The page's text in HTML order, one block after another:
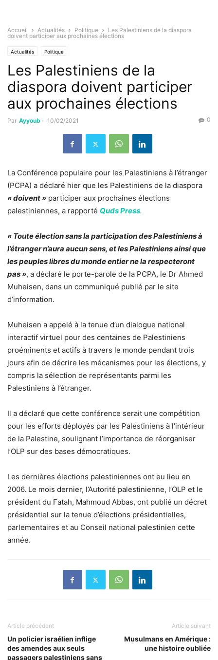
Accueil Actualités Politique
Les Palestiniens de la diaspora
doivent participer aux prochaines élections
Actualités Politique
Les Palestiniens de la
diaspora doivent participer
aux prochaines élections
Par Ayyoub - 10/02/2021 0
La Conférence populaire pour les Palestiniens à l’étranger
(PCPA) a déclaré hier que les Palestiniens de la diaspora
« doivent » participer aux prochaines élections
palestiniennes, a rapporté Quds Press.
« Toute élection sans la participation des Palestiniens à
l’étranger n’aura aucun sens, et les Palestiniens ainsi que
les peuples libres du monde entier ne la respecteront
pas », a déclaré le porte-parole de la PCPA, le Dr Ahmed
Muheisen, dans un communiqué publié par le site
d’information.
Muheisen a appelé à la tenue d’un dialogue national
interactif virtuel pour des centaines de Palestiniens
proéminents et actifs à travers le monde pendant trois
jours afin de décrire les mécanismes pour les élections, y
compris la sélection de représentants parmi les
Palestiniens à l’étranger.
Il a déclaré que cette conférence serait une compétition
pour les efforts déployés par les Palestiniens à l’intérieur
de la Palestine, soulignant l’importance de réorganiser
l’OLP sur des bases démocratiques.
Les dernières élections palestiniennes ont eu lieu en
2006. Le mois dernier, l’Autorité palestinienne, l’OLP et le
président du Fatah, Mahmoud Abbas, ont publié un décret
présidentiel sur la tenue d’élections présidentielles,
parlementaires et au Conseil national palestinien cette
année.
Article précédent
Un policier israélien inflige
des amendes aux seuls
passagers palestiniens sans
Article suivant
Musulmans en Amérique :
une histoire oubliée